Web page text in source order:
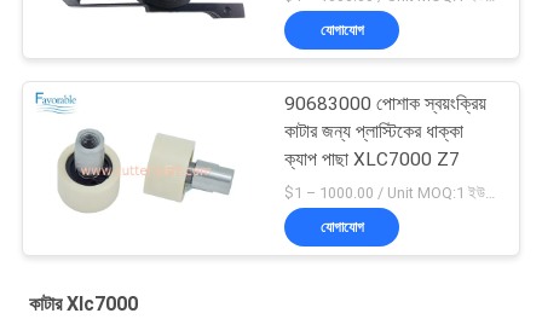
যোগাযোগ
90683000 পোশাক স্বয়ংক্রিয়
কাটার জন্য প্লাস্টিকের ধাক্কা
ক্যাপ পাছা XLC7000 Z7
যোগাযোগ
কাটার Xlc7000